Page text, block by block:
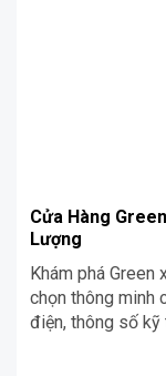
Cửa Hàng
Lượng
Khám phá
chọn thông minh
điện, thông số kỹ